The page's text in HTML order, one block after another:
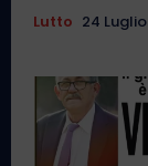
Lutto 24